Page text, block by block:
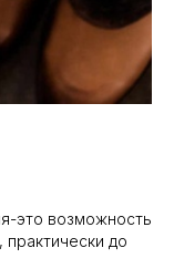
это возможность
до